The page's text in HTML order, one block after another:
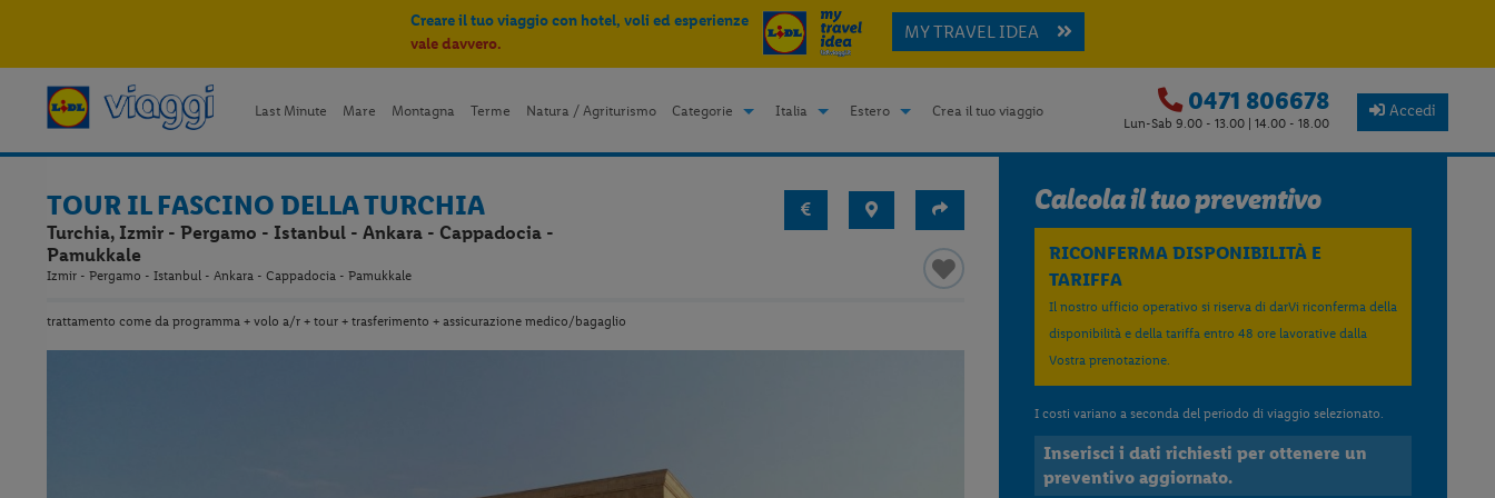
Creare il tuo viaggio con hotel, voli ed esperienze
vale davvero.
MY TRAVEL IDEA
Last Minute Mare Montagna Terme Natura / Agriturismo Categorie Italia Estero Crea il tuo viaggio 0471 806678
Lun-Sab 9.00 - 13.00 | 14.00 - 18.00
Accedi
TOUR IL FASCINO DELLA TURCHIA
Turchia, Izmir - Pergamo - Istanbul - Ankara - Cappadocia -
Pamukkale
Izmir - Pergamo - Istanbul - Ankara - Cappadocia - Pamukkale
trattamento come da programma + volo a/r + tour + trasferimento + assicurazione medico/bagaglio
Calcola il tuo preventivo
RICONFERMA DISPONIBILITÀ E
TARIFFA
Il nostro ufficio operativo si riserva di darVi riconferma della
disponibilità e della tariffa entro 48 ore lavorative dalla
Vostra prenotazione.
I costi variano a seconda del periodo di viaggio selezionato.
Inserisci i dati richiesti per ottenere un
preventivo aggiornato.